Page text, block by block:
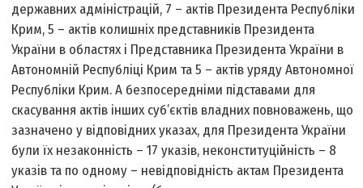
державних адміністрацій, 7 – актів Президента Республіки
Крим, 5 – актів колишніх представників Президента
України в областях і Представника Президента України в
Автономній Республіці Крим та 5 – актів уряду Автономної
Республіки Крим. А безпосередніми підставами для
скасування актів інших суб’єктів владних повноважень, що
зазначено у відповідних указах, для Президента України
були їх незаконність – 17 указів, неконституційність – 8
указів та по одному – невідповідність актам Президента